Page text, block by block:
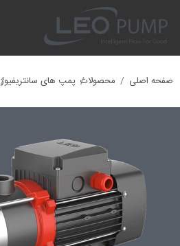
صفحه اصلی محصولات پمپ های سانتریفیوژ